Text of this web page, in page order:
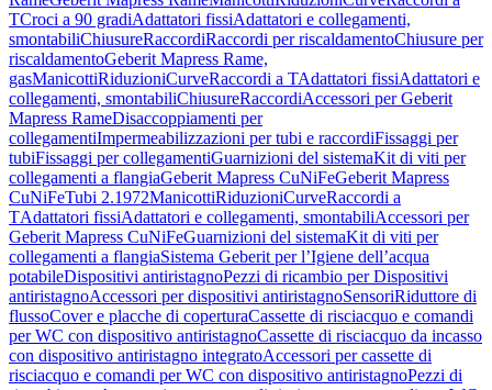
TCroci a 90 gradiAdattatori fissiAdattatori e collegamenti,
smontabiliChiusureRaccordiRaccordi per riscaldamentoChiusure per
riscaldamentoGeberit Mapress Rame,
gasManicottiRiduzioniCurveRaccordi a TAdattatori fissiAdattatori e
collegamenti, smontabiliChiusureRaccordiAccessori per Geberit
Mapress RameDisaccoppiamenti per
collegamentiImpermeabilizzazioni per tubi e raccordiFissaggi per
tubiFissaggi per collegamentiGuarnizioni del sistemaKit di viti per
collegamenti a flangiaGeberit Mapress CuNiFeGeberit Mapress
CuNiFeTubi 2.1972ManicottiRiduzioniCurveRaccordi a
TAdattatori fissiAdattatori e collegamenti, smontabiliAccessori per
Geberit Mapress CuNiFeGuarnizioni del sistemaKit di viti per
collegamenti a flangiaSistema Geberit per l’Igiene dell’acqua
potabileDispositivi antiristagnoPezzi di ricambio per Dispositivi
antiristagnoAccessori per dispositivi antiristagnoSensoriRiduttore di
flussoCover e placche di coperturaCassette di risciacquo e comandi
per WC con dispositivo antiristagnoCassette di risciacquo da incasso
con dispositivo antiristagno integratoAccessori per cassette di
risciacquo e comandi per WC con dispositivo antiristagnoPezzi di